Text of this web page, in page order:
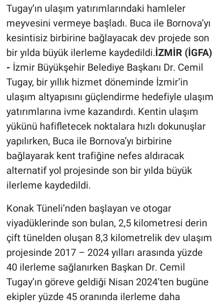
Tugay’ın ulaşım yatırımlarındaki hamleler
meyvesini vermeye başladı. Buca ile Bornova’yı
kesintisiz birbirine bağlayacak dev projede son
bir yılda büyük ilerleme kaydedildi.İZMİR (İGFA)
- İzmir Büyükşehir Belediye Başkanı Dr. Cemil
Tugay, bir yıllık hizmet döneminde İzmir’in
ulaşım altyapısını güçlendirme hedefiyle ulaşım
yatırımlarına ivme kazandırdı. Kentin ulaşım
yükünü hafifletecek noktalara hızlı dokunuşlar
yapılırken, Buca ile Bornova’yı birbirine
bağlayarak kent trafiğine nefes aldıracak
alternatif yol projesinde son bir yılda büyük
ilerleme kaydedildi.
Konak Tüneli’nden başlayan ve otogar
viyadüklerinde son bulan, 2,5 kilometresi derin
çift tünelden oluşan 8,3 kilometrelik dev ulaşım
projesinde 2017 – 2024 yılları arasında yüzde
40 ilerleme sağlanırken Başkan Dr. Cemil
Tugay’ın göreve geldiği Nisan 2024’ten bugüne
ekipler yüzde 45 oranında ilerleme daha